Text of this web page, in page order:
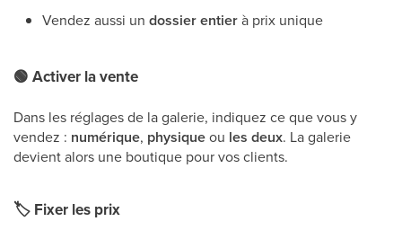
Vendez aussi un dossier entierà prix unique
🟢 Activer la vente
Dans les réglages de la galerie, indiquez ce que vous y
vendez : numérique, physiqueou les deux. La galerie
devient alors une boutique pour vos clients.
🏷 Fixer les prix